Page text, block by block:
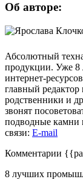
Об авторе:
Абсолютный
продукции. Уже 8
интернет-
главный
родственники и
звонят
подводные камни
связи: E-mail
Комментарии
8 лучших